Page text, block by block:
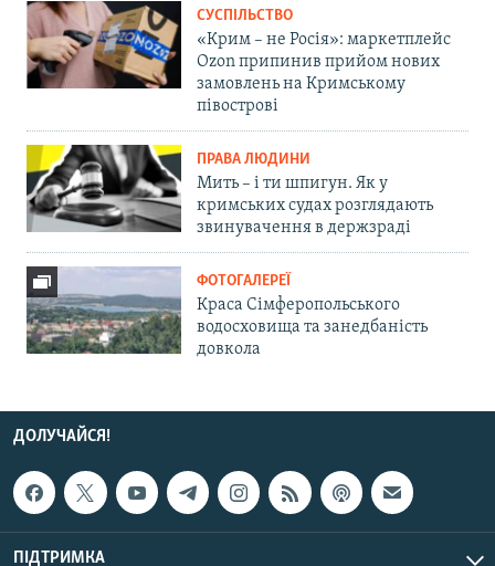
СУСПІЛЬСТВО
«Крим – не Росія»: маркетплейс
Ozon припинив прийом нових
замовлень на Кримському
півострові
ПРАВА ЛЮДИНИ
Мить – і ти шпигун. Як у
кримських судах розглядають
звинувачення в держзраді
ФОТОГАЛЕРЕЇ
Краса Сімферопольського
водосховища та занедбаність
довкола
ДОЛУЧАЙСЯ!
ПІДТРИМКА